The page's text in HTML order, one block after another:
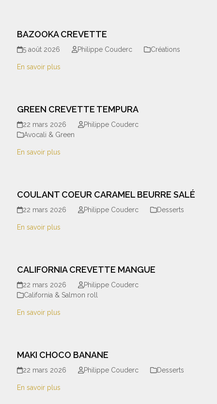
BAZOOKA CREVETTE
5 août 2026 Philippe Couderc Créations
En savoir plus
GREEN CREVETTE TEMPURA
22 mars 2026
Philippe Couderc
Avocali & Green
En savoir plus
COULANT COEUR CARAMEL BEURRE SALÉ
22 mars 2026 Philippe Couderc Desserts
En savoir plus
CALIFORNIA CREVETTE MANGUE
22 mars 2026
Philippe Couderc
California & Salmon roll
En savoir plus
MAKI CHOCO BANANE
22 mars 2026 Philippe Couderc Desserts
En savoir plus